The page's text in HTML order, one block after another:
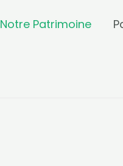
Notre Patrimoine